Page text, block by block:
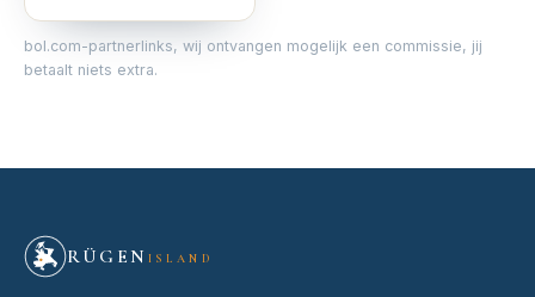
bol.com-partnerlinks, wij ontvangen mogelijk een commissie, jij
betaalt niets extra.
RÜGEN ISLAND